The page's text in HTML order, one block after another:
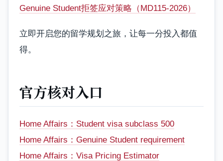
Genuine Student拒签应对策略（MD115-2026）
立即开启您的留学规划之旅，让每一分投入都值
得。
官方核对入口
Home Affairs：Student visa subclass 500
Home Affairs：Genuine Student requirement
Home Affairs：Visa Pricing Estimator